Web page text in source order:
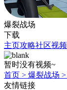
爆裂战场
下载
主页攻略社区视频
暂时没有视频~
首页 > 爆裂战场 >
友情链接